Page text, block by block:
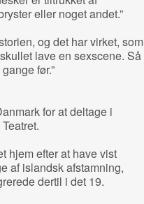
eller noget andet.”
og det har virket, som
lave en sexscene. Så
før.”
for at deltage i
hjem efter at have vist
af islandsk afstamning,
dertil i det 19.